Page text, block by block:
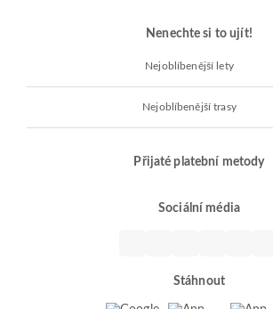
Nenechte si to ujít!
Nejoblíbenější lety
Nejoblíbenější trasy
Přijaté platební metody
Sociální média
Stáhnout